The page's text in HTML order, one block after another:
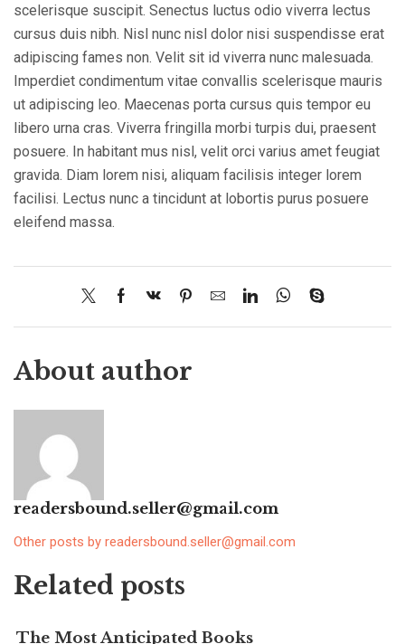
scelerisque suscipit. Senectus luctus odio viverra lectus
cursus duis nibh. Nisl nunc nisl dolor nisi suspendisse erat
adipiscing fames non. Velit sit id viverra nunc malesuada.
Imperdiet condimentum vitae convallis scelerisque mauris
ut adipiscing leo. Maecenas porta cursus quis tempor eu
libero urna cras. Viverra fringilla morbi turpis dui, praesent
posuere. In habitant mus nisl, velit orci varius amet feugiat
gravida. Diam lorem nisi, aliquam facilisis integer lorem
facilisi. Lectus nunc a tincidunt at lobortis purus posuere
eleifend massa.
About author
readersbound.seller@gmail.com
Other posts by readersbound.seller@gmail.com
Related posts
The Most Anticipated Books